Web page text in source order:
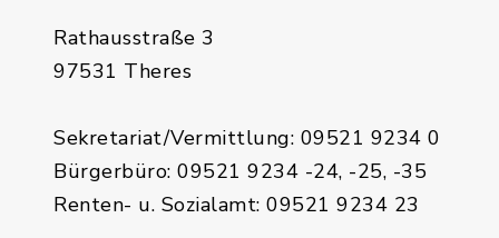
Rathausstraße 3
97531 Theres
Sekretariat/Vermittlung: 09521 9234 0
Bürgerbüro: 09521 9234 -24, -25, -35
Renten- u. Sozialamt: 09521 9234 23